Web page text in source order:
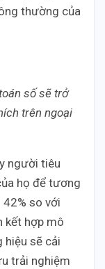
thường của
số sẽ trở
trên ngoại
người tiêu
họ để tương
so với
kết hợp mô
hiệu sẽ cải
trải nghiệm